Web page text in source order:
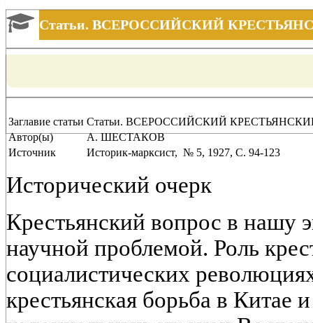
Статьи. ВСЕРОССИЙСКИЙ
Заглавие статьи Статьи. ВСЕРОССИЙСКИЙ
Автор(ы)
А. ШЕСТАКОВ
Источник
Историк-марксист, № 5, 1927, C. 94-123
Исторический очерк
Крестьянский вопрос в нашу
научной проблемой. Роль
социалистических
крестьянская борьба в Китае